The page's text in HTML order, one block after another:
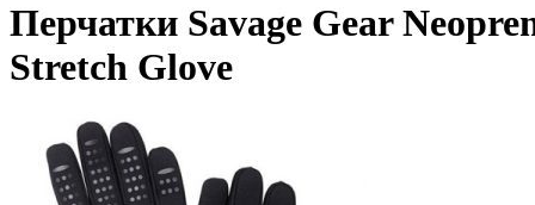
Перчатки Savage Gear
Stretch Glove